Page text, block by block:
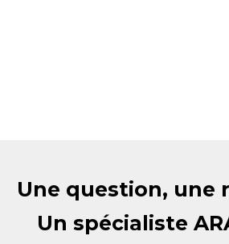
Une question, une
Un spécialiste